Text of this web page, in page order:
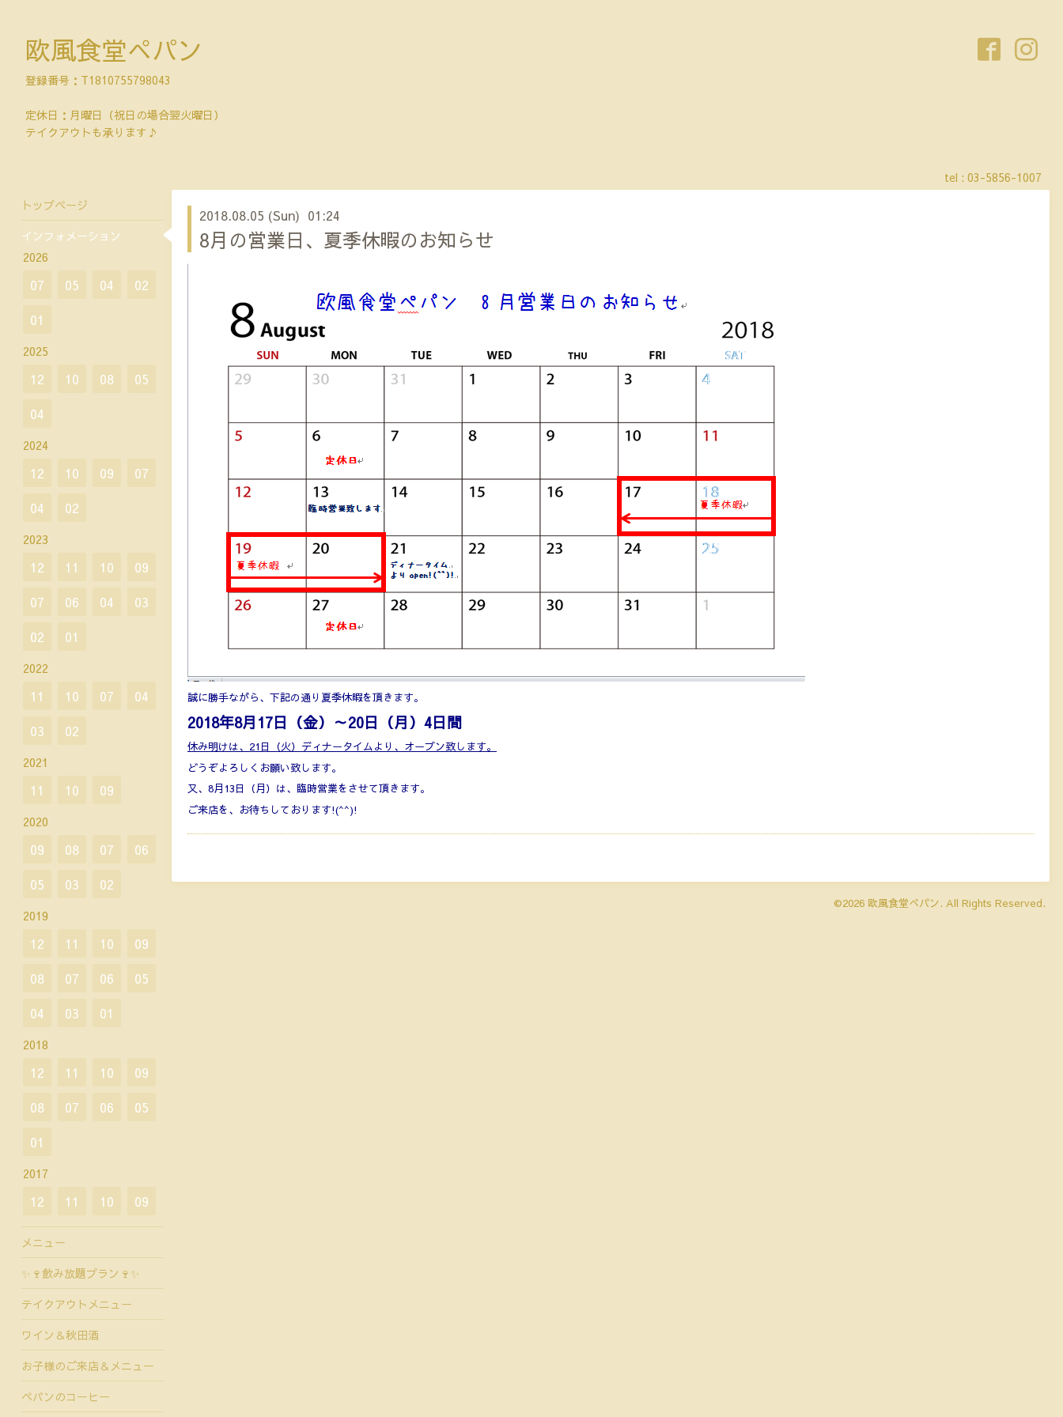
欧風食堂ぺパン
登録番号：T1810755798043
定休日：月曜日（祝日の場合翌火曜日）
テイクアウトも承ります♪
tel : 03-5856-1007
2018.08.05 (Sun) 01:24
8月の営業日、夏季休暇のお知らせ
誠に勝手ながら、下記の通り夏季休暇を頂きます。
2018年8月17日（金）～20日（月）4日間
休み明けは、21日（火）ディナータイムより、オープン致します。
どうぞよろしくお願い致します。
又、8月13日（月）は、臨時営業をさせて頂きます。
ご来店を、お待ちしております!(^^)!
©2026 欧風食堂ぺパン. All Rights Reserved.
トップページ
インフォメーション
2026
07 05 04
02
01
2025
12 10 08
05
04
2024
12 10 09
07
04
02
2023
12 11 10
09
07
06 04
03
02
01
2022
11 10 07
04
03
02
2021
11 10 09
2020
09 08 07
06
05
03 02
2019
12 11 10
09
08
07 06
05
04
03 01
2018
12 11 10
09
08
07 06
05
01
2017
12 11 10 09
メニュー
✨🍷飲み放題プラン🍷✨
テイクアウトメニュー
ワイン＆秋田酒
お子様のご来店＆メニュー
ペパンのコーヒー